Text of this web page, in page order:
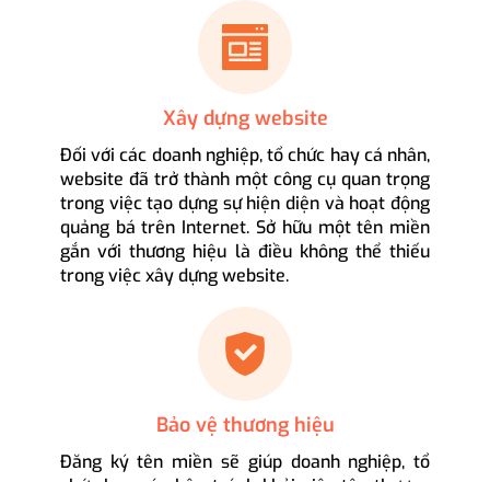
Xây dựng website
Đối với các doanh nghiệp, tổ chức hay cá nhân,
website đã trở thành một công cụ quan trọng
trong việc tạo dựng sự hiện diện và hoạt động
quảng bá trên Internet. Sở hữu một tên miền
gắn với thương hiệu là điều không thể thiếu
trong việc xây dựng website.
Bảo vệ thương hiệu
Đăng ký tên miền sẽ giúp doanh nghiệp, tổ